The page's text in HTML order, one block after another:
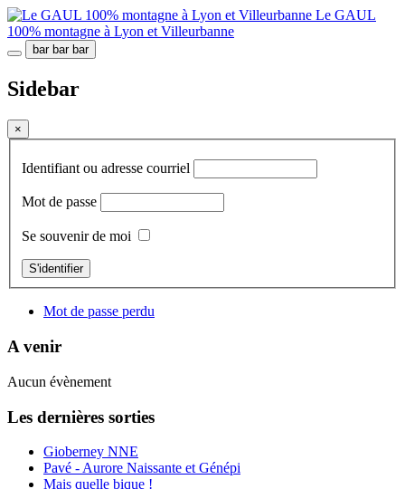
Le GAUL
100% montagne à Lyon et Villeurbanne
bar bar bar
Sidebar
×
Identifiant ou adresse courriel
Mot de passe
Se souvenir de moi
S'identifier
Mot de passe perdu
A venir
Aucun évènement
Les dernières sorties
Gioberney NNE
Pavé - Aurore Naissante et Génépi
Mais quelle bique !